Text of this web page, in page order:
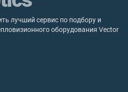
лучший сервис по подбору и
оборудования Vector